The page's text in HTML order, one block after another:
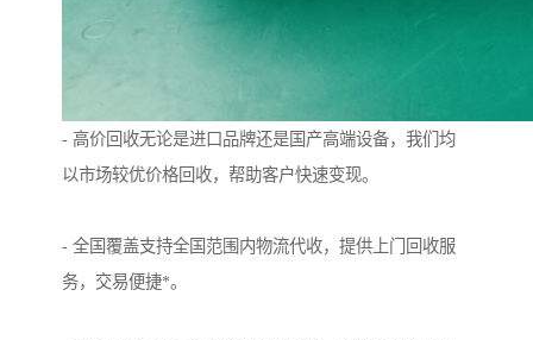
- 高价回收无论是进口品牌还是国产高端设备，我们均
以市场较优价格回收，帮助客户快速变现。
- 全国覆盖支持全国范围内物流代收，提供上门回收服
务，交易便捷*。